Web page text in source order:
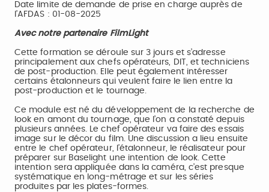
Date limite de demande de prise en charge auprès de
l’AFDAS : 01-08-2025
Avec notre partenaire FilmLight
Cette formation se déroule sur 3 jours et s’adresse
principalement aux chefs opérateurs, DIT, et techniciens
de post-production. Elle peut également intéresser
certains étalonneurs qui veulent faire le lien entre la
post-production et le tournage.
Ce module est né du développement de la recherche de
look en amont du tournage, que l’on a constaté depuis
plusieurs années. Le chef opérateur va faire des essais
image sur le décor du film. Une discussion a lieu ensuite
entre le chef opérateur, l’étalonneur, le réalisateur pour
préparer sur Baselight une intention de look. Cette
intention sera appliquée dans la caméra, c’est presque
systématique en long-métrage et sur les séries
produites par les plates-formes.